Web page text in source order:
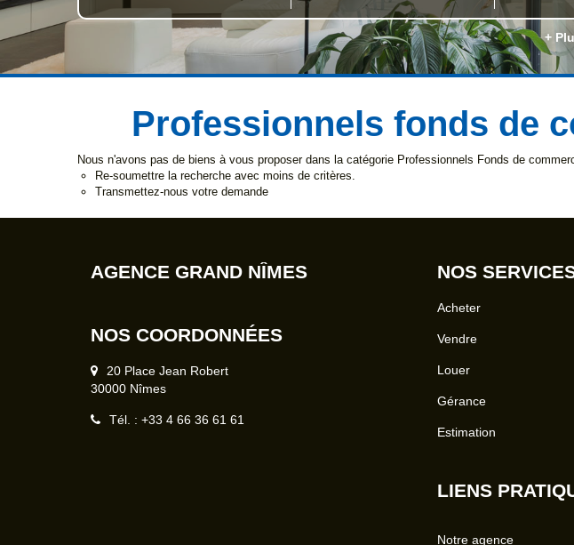
+
Professionnels fonds de
Nous n'avons pas de biens à vous proposer dans la catégorie Professionnels Fonds de
Re-soumettre la recherche avec moins de critères.
Transmettez-nous votre demande
AGENCE GRAND NÎMES
NOS COORDONNÉES
20 Place Jean Robert
30000 Nîmes
Tél. : +33 4 66 36 61 61
NOS
Acheter
Vendre
Louer
Gérance
Estimation
LIENS
Notre agence